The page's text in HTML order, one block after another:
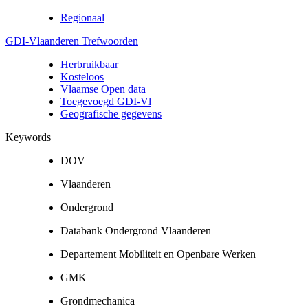
Regionaal
GDI-Vlaanderen Trefwoorden
Herbruikbaar
Kosteloos
Vlaamse Open data
Toegevoegd GDI-Vl
Geografische gegevens
Keywords
DOV
Vlaanderen
Ondergrond
Databank Ondergrond Vlaanderen
Departement Mobiliteit en Openbare Werken
GMK
Grondmechanica